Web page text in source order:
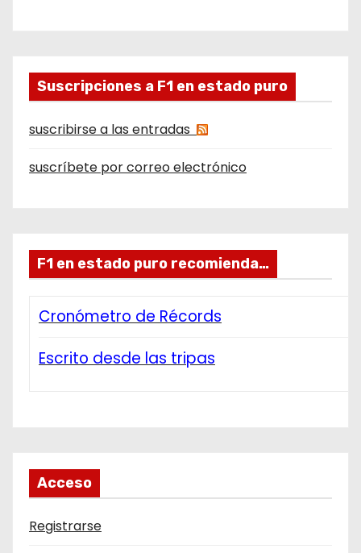
Suscripciones a F1 en estado puro
suscribirse a las entradas
suscríbete por correo electrónico
F1 en estado puro recomienda…
Cronómetro de Récords
Escrito desde las tripas
Acceso
Registrarse